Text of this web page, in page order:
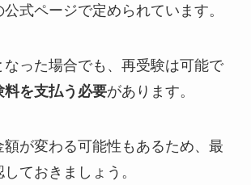
式ページで定められています。
った場合でも、再受験は可能で
料を支払う必要があります。
が変わる可能性もあるため、最
ておきましょう。